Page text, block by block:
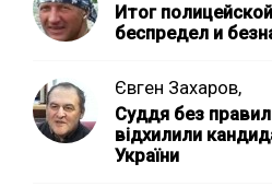
Итог
беспредел и
Євген Захаров,
Суддя без
відхилили
України